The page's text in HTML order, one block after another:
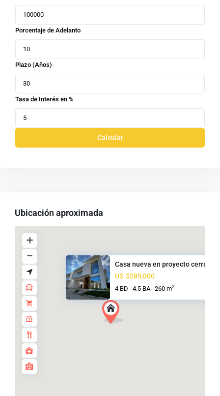
Porcentaje de Adelanto
Plazo (Años)
Tasa de Interés en %
Calcular
Ubicación aproximada
Casa nueva en proyecto
US $285,000
4 BD · 4.5 BA · 260 m2